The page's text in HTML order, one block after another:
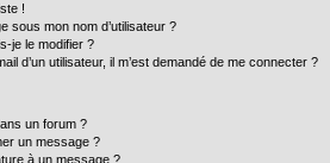
!
sous mon nom d’utilisateur ?
je le modifier ?
d’un utilisateur, il m’est demandé de me connecter ?
un forum ?
un message ?
à un message ?